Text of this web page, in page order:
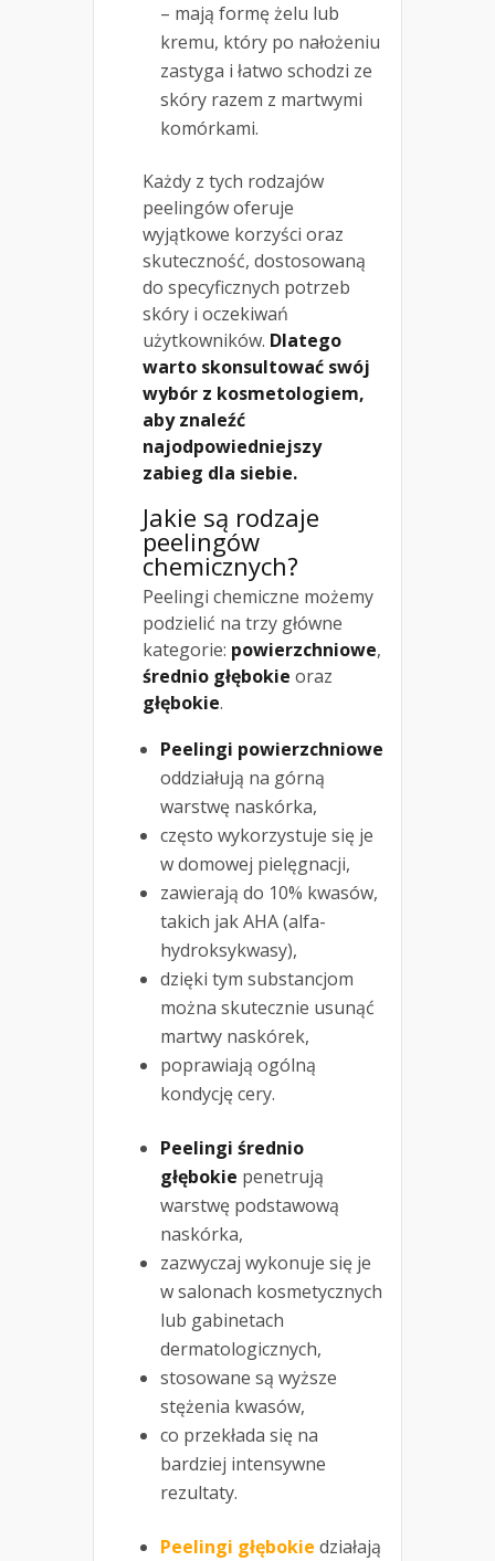
– mają formę żelu lub
kremu, który po nałożeniu
zastyga i łatwo schodzi ze
skóry razem z martwymi
komórkami.
Każdy z tych rodzajów
peelingów oferuje
wyjątkowe korzyści oraz
skuteczność, dostosowaną
do specyficznych potrzeb
skóry i oczekiwań
użytkowników. Dlatego
warto skonsultować swój
wybór z kosmetologiem,
aby znaleźć
najodpowiedniejszy
zabieg dla siebie.
Jakie są rodzaje
peelingów
chemicznych?
Peelingi chemiczne możemy
podzielić na trzy główne
kategorie: powierzchniowe,
średnio głębokie oraz
głębokie.
Peelingi powierzchniowe
oddziałują na górną
warstwę naskórka,
często wykorzystuje się je
w domowej pielęgnacji,
zawierają do 10% kwasów,
takich jak AHA (alfa-
hydroksykwasy),
dzięki tym substancjom
można skutecznie usunąć
martwy naskórek,
poprawiają ogólną
kondycję cery.
Peelingi średnio
głębokie penetrują
warstwę podstawową
naskórka,
zazwyczaj wykonuje się je
w salonach kosmetycznych
lub gabinetach
dermatologicznych,
stosowane są wyższe
stężenia kwasów,
co przekłada się na
bardziej intensywne
rezultaty.
Peelingi głębokie działają